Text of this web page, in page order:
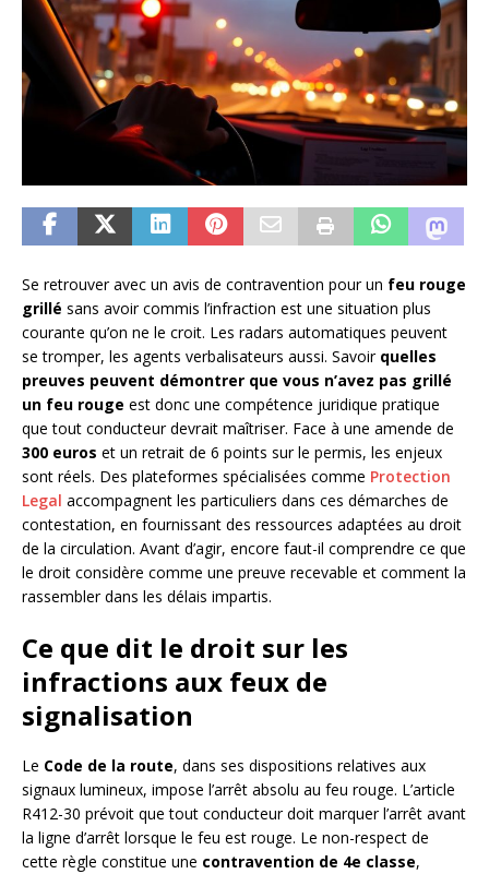
Se retrouver avec un avis de contravention pour un feu rouge
grillé sans avoir commis l’infraction est une situation plus
courante qu’on ne le croit. Les radars automatiques peuvent
se tromper, les agents verbalisateurs aussi. Savoir quelles
preuves peuvent démontrer que vous n’avez pas grillé
un feu rouge est donc une compétence juridique pratique
que tout conducteur devrait maîtriser. Face à une amende de
300 euros et un retrait de 6 points sur le permis, les enjeux
sont réels. Des plateformes spécialisées comme Protection
Legal accompagnent les particuliers dans ces démarches de
contestation, en fournissant des ressources adaptées au droit
de la circulation. Avant d’agir, encore faut-il comprendre ce que
le droit considère comme une preuve recevable et comment la
rassembler dans les délais impartis.
Ce que dit le droit sur les
infractions aux feux de
signalisation
Le Code de la route, dans ses dispositions relatives aux
signaux lumineux, impose l’arrêt absolu au feu rouge. L’article
R412-30 prévoit que tout conducteur doit marquer l’arrêt avant
la ligne d’arrêt lorsque le feu est rouge. Le non-respect de
cette règle constitue une contravention de 4e classe,